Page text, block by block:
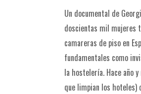
Un documental de
doscientas mil mujeres
camareras de piso en
fundamentales como
la hostelería. Hace año
que limpian los hoteles)